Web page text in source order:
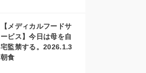
【メディカルフードサ
ービス】今日は母を自
宅監禁する。2026.1.3
朝食